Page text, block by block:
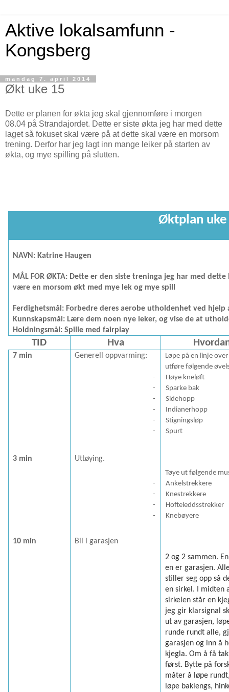
Aktive lokalsamfunn -
Kongsberg
mandag 7. april 2014
Økt uke 15
Dette er planen for økta jeg skal gjennomføre i morgen
08.04 på Strandajordet. Dette er siste økta jeg har med dette
laget så fokuset skal være på at dette skal være en morsom
trening. Derfor har jeg lagt inn mange leiker på starten av
økta, og mye spilling på slutten.
Øktplan uke
NAVN: Katrine Haugen
MÅL FOR ØKTA: Dette er den siste treninga jeg har med
være en morsom økt med mye lek og mye spill
Ferdighetsmål: Forbedre deres aerobe utholdenhet ved hjelp
Kunnskapsmål: Lære dem noen nye leker, og vise de at
Holdningsmål: Spille med fairplay
TID Hva
7 min
3 min
10 min
Generell oppvarming:
Uttøying.
Bil i garasjen
Løpe på en linje
utføre følgende
-
Høye kneløft
-
Sparke bak
-
Sidehopp
-
Indianerhopp
-
Stigningsløp
-
Spurt
Tøye ut følgende
-
Ankelstrekkere
-
Knestrekkere
-
Hofteleddsstrekker
-
Knebøyere
2 og 2 sammen.
en er garasjen.
stiller seg opp så
en sirkel. I midten
sirkelen står en
jeg gir klarsignal
ut av garasjen,
runde rundt alle,
garasjen og inn å
kjegla. Om å få
først. Bytte på
måter å løpe
løpe baklengs,